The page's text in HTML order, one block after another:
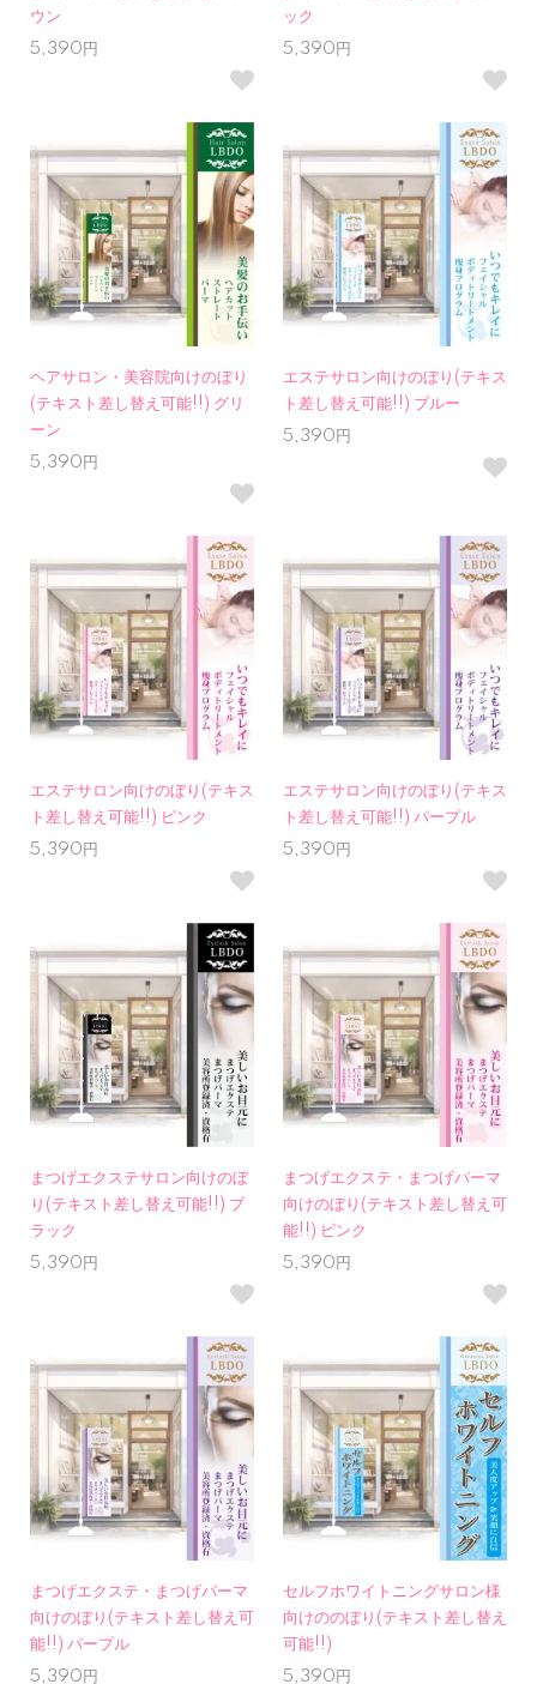
ウン
5,390円
ック
5,390円
ヘアサロン・美容院向けのぼり
(テキスト差し替え可能!!) グリ
ーン
5,390円
エステサロン向けのぼり(テキス
ト差し替え可能!!) ブルー
5,390円
エステサロン向けのぼり(テキス
ト差し替え可能!!) ピンク
5,390円
エステサロン向けのぼり(テキス
ト差し替え可能!!) パープル
5,390円
まつげエクステサロン向けのぼ
り(テキスト差し替え可能!!) ブ
ラック
5,390円
まつげエクステ・まつげパーマ
向けのぼり(テキスト差し替え可
能!!) ピンク
5,390円
まつげエクステ・まつげパーマ
向けのぼり(テキスト差し替え可
能!!) パープル
5,390円
セルフホワイトニングサロン様
向けののぼり(テキスト差し替え
可能!!)
5,390円